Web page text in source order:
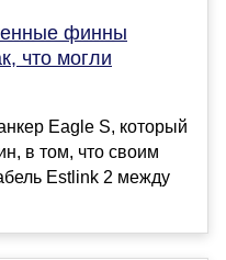
финны
что могли
Eagle S, который
в том, что своим
Estlink 2 между